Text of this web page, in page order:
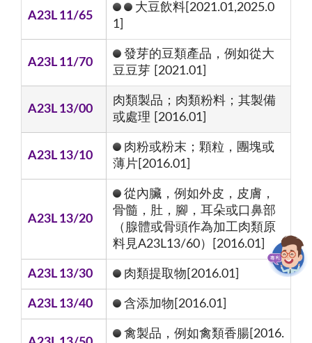
A23L 11/65
大豆飲料[2021.01,2025.0
1]
A23L 11/70
發芽的豆類產品，例如從大
豆豆芽 [2021.01]
A23L 13/00
肉類製品；肉類粉料；其製備
或處理 [2016.01]
A23L 13/10
肉粉或粉末；顆粒，團塊或
薄片[2016.01]
A23L 13/20
從內臟，例如外皮，皮膚，
骨髓，肚，腳，耳朵或口鼻部
（腺體或骨頭作為加工肉類原
料見A23L13/60）[2016.01]
A23L 13/30 肉類提取物[2016.01]
A23L 13/40 含添加物[2016.01]
禽製品，例如禽類香腸[2016.